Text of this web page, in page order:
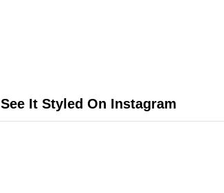
See It Styled On Instagram